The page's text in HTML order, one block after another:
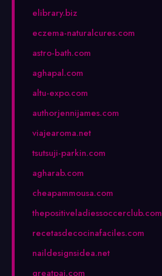
elibrary.biz
eczema-naturalcures.com
astro-bath.com
aghapal.com
altu-expo.com
authorjennijames.com
viajearoma.net
tsutsuji-parkin.com
agharab.com
cheapammousa.com
thepositiveladiessoccerclub.com
recetasdecocinafaciles.com
naildesignsidea.net
greatpai.com